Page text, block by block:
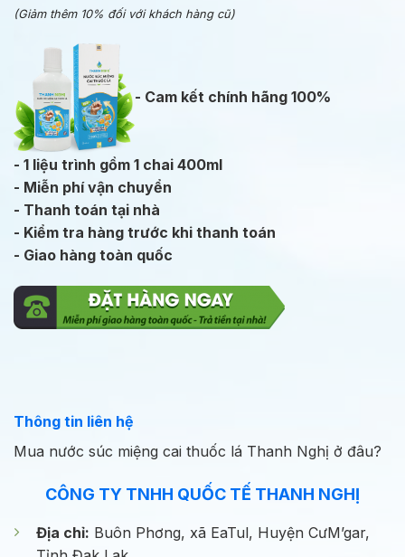
(Giảm thêm 10% đối với khách hàng cũ)
- Cam kết chính hãng 100%
- 1 liệu trình gồm 1 chai 400ml
- Miễn phí vận chuyển
- Thanh toán tại nhà
- Kiểm tra hàng trước khi thanh toán
- Giao hàng toàn quốc
Thông tin liên hệ
Mua nước súc miệng cai thuốc lá Thanh Nghị ở đâu?
CÔNG TY TNHH QUỐC TẾ THANH NGHỊ
Địa chỉ: Buôn Phơng, xã EaTul, Huyện CưM’gar,